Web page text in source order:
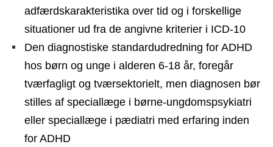
adfærdskarakteristika over tid og i forskellige
situationer ud fra de angivne kriterier i ICD-10
Den diagnostiske standardudredning for ADHD
hos børn og unge i alderen 6-18 år, foregår
tværfagligt og tværsektorielt, men diagnosen bør
stilles af speciallæge i børne-ungdomspsykiatri
eller speciallæge i pædiatri med erfaring inden
for ADHD